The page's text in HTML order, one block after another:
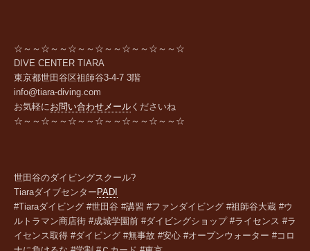
☆～～☆～～☆～～☆～～☆～～☆～～☆
DIVE CENTER TIARA
東京都世田谷区祖師谷3-4-7 3階
info@tiara-diving.com
お気軽に お問い合わせメール くださいね
☆～～☆～～☆～～☆～～☆～～☆～～☆
世田谷のダイビングスクール?
Tiaraダイブセンター PADI
#Tiaraダイビング #世田谷 #講習 #ファンダイビング #祖師谷大蔵 #ウ
ルトラマン商店街 #成城学園前 #ダイビングショップ #ライセンス #ラ
イセンス取得 #ダイビング #無事故 #安心 #オープンウォーター #コロ